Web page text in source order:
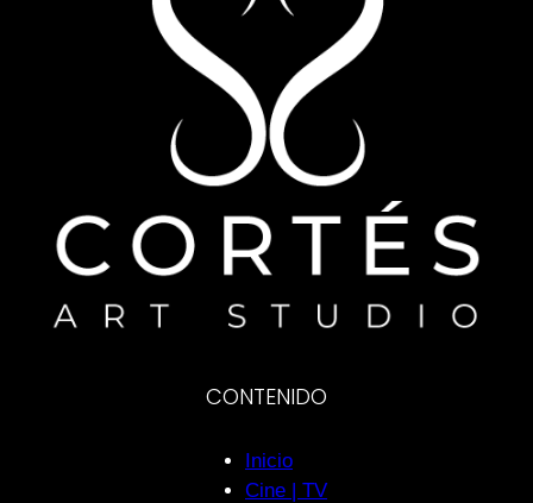
CONTENIDO
Inicio
Cine | TV